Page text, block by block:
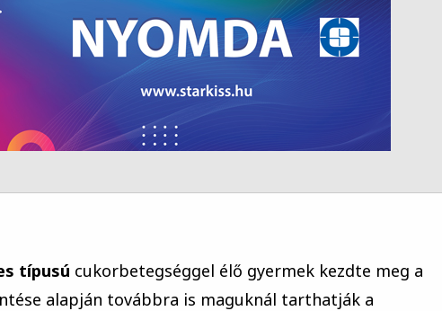
típusú cukorbetegséggel élő gyermek kezdte meg a
alapján továbbra is maguknál tarthatják a